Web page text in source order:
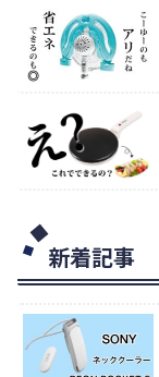
新着記事